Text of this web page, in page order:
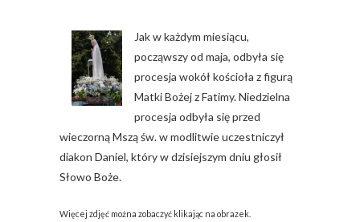
Jak w każdym miesiącu,
począwszy od maja, odbyła się
procesja wokół kościoła z figurą
Matki Bożej z Fatimy. Niedzielna
procesja odbyła się przed
wieczorną Mszą św. w modlitwie uczestniczył
diakon Daniel, który w dzisiejszym dniu głosił
Słowo Boże.
Więcej zdjęć można zobaczyć klikając na obrazek.